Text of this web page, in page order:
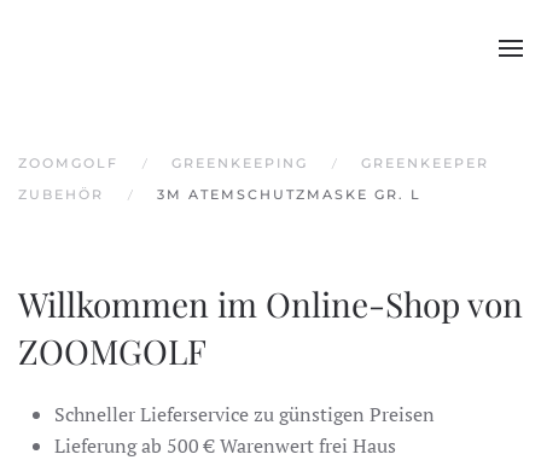
ZOOMGOLF GREENKEEPING
GREENKEEPER
ZUBEHÖR
3M ATEMSCHUTZMASKE GR. L
Willkommen im Online-Shop von
ZOOMGOLF
Schneller Lieferservice zu günstigen Preisen
Lieferung ab 500 € Warenwert frei Haus